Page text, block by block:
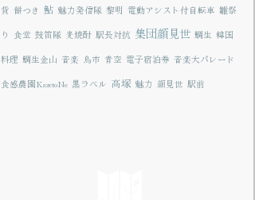
貨 餅つき 鮎 魅力発信隊 黎明 電動アシスト付自転車 雛祭
り 食堂 鼓笛隊 麦焼酎 駅長対抗 集団顔見世 鯛生 韓国
料理 鯛生金山 音楽 鳥市 青空 電子宿泊券 音楽大パレード
食感農園KazetoNe 黒ラベル 高塚 魅力 顔見世 駅前